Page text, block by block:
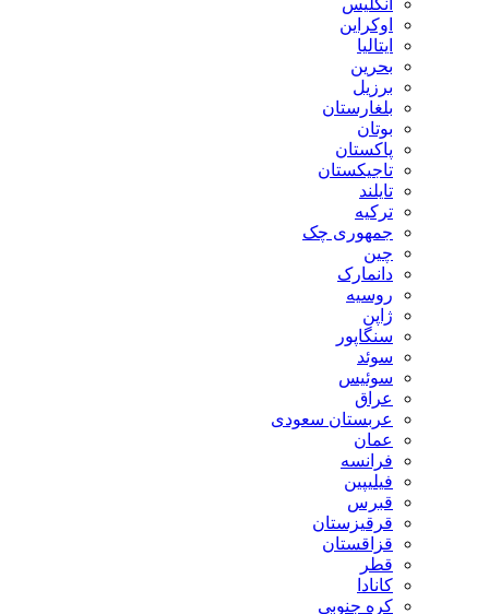
انگلیس
اوکراین
ایتالیا
بحرین
برزیل
بلغارستان
بوتان
پاکستان
تاجیکستان
تایلند
ترکیه
جمهوری چک
چین
دانمارک
روسیه
ژاپن
سنگاپور
سوئد
سوئیس
عراق
عربستان سعودی
عمان
فرانسه
فیلیپین
قبرس
قرقیزستان
قزاقستان
قطر
کانادا
کره جنوبی